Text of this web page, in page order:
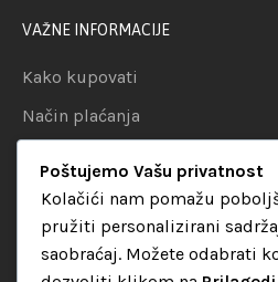
VAŽNE INFORMACIJE
Kako kupovati
Način plaćanja
Politika privatnosti
KATEGORIJE
Poštujemo Vašu privatnost
Kolačići nam pomažu
pružiti personalizirani
saobraćaj. Možete odabrati